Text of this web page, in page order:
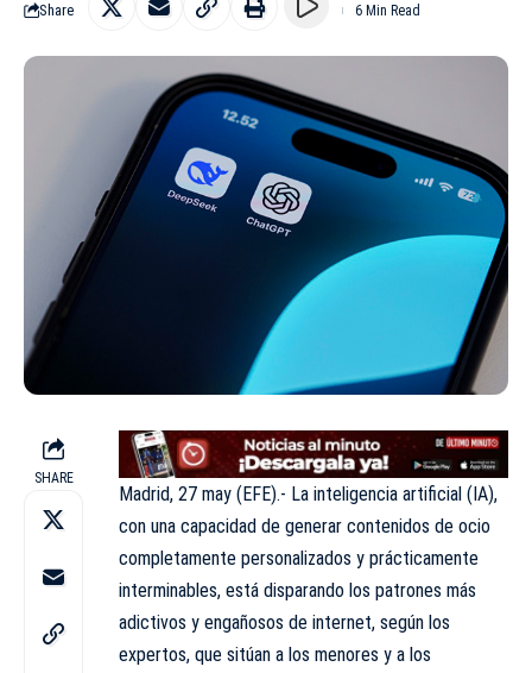
Share 6 Min Read
SHARE
Madrid, 27 may (EFE).- La inteligencia artificial (IA),
con una capacidad de generar contenidos de ocio
completamente personalizados y prácticamente
interminables, está disparando los patrones más
adictivos y engañosos de internet, según los
expertos, que sitúan a los menores y a los